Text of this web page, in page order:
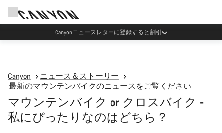
Canyonニュースレターに登録すると割引
Canyon
ニュース＆ストーリー
最新のマウンテンバイクのニュースをご覧ください
マウンテンバイク or クロスバイク -
私にぴったりなのはどちら？